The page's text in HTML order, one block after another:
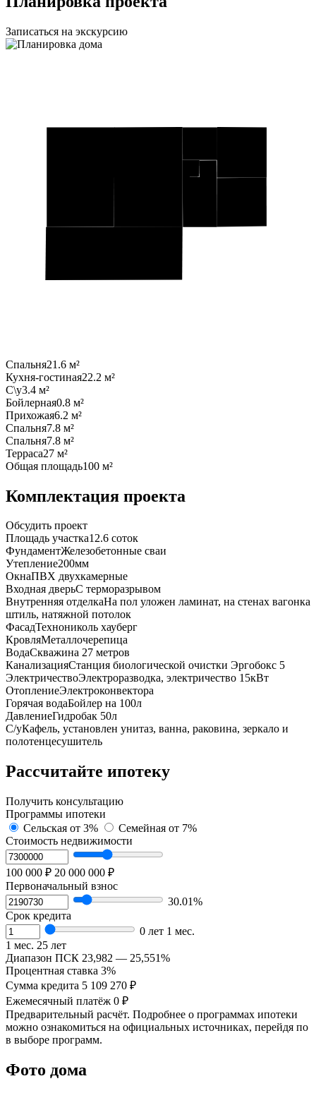
Записаться на экскурсию
Спальня21.6 м²
Кухня-гостиная22.2 м²
С\у3.4 м²
Бойлерная0.8 м²
Прихожая6.2 м²
Спальня7.8 м²
Спальня7.8 м²
Терраса27 м²
Общая площадь100 м²
Комплектация проекта
Обсудить проект
Площадь участка12.6 соток
ФундаментЖелeзобeтoнныe сваи
Утепление200мм
ОкнаПВХ двухкамерные
Входная дверьС терморазрывом
Внутренняя отделкаНа пол уложен ламинат, на стенах вагонка
штиль, натяжной потолок
ФасадТехнониколь хауберг
КровляМеталлочерепица
ВодаCквaжинa 27 метрoв
КанализацияCтанция биoлoгичеcкой oчиcтки Эpгобокс 5
ЭлектричествоЭлектроразводка, электричество 15кВт
ОтоплениеЭлектроконвектора
Горячая водаБойлер на 100л
ДавлениеГидробак 50л
С/уКафель, установлен унитаз, ванна, раковина, зеркало и
полотенцесушитель
Рассчитайте ипотеку
Получить консультацию
Программы ипотеки
Сельская от 3% Семейная от 7%
Стоимость недвижимости
100 000 ₽ 20 000 000 ₽
Первоначальный взнос
30.01%
Срок кредита
0 лет 1 мес.
1 мес. 25 лет
Диапазон ПСК 23,982 — 25,551%
Процентная ставка 3%
Сумма кредита 5 109 270 ₽
Ежемесячный платёж 0 ₽
Предварительный расчёт. Подробнее о программах ипотеки
можно ознакомиться на официальных источниках, перейдя по
в выборе программ.
Фото дома